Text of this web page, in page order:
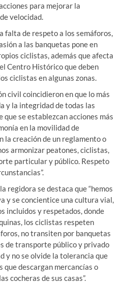
para mejorar la
velocidad.
falta de respeto a los semáforos,
a las banquetas pone en
ciclistas, además que afecta
Centro Histórico que deben
ciclistas en algunas zonas.
civil coincidieron en que lo más
y la integridad de todas las
que se establezcan acciones más
en la movilidad de
la creación de un reglamento o
armonizar peatones, ciclistas,
particular y público. Respeto
regidora se destaca que “hemos
y se concientice una cultura vial,
incluidos y respetados, donde
los ciclistas respeten
no transiten por banquetas
de transporte público y privado
y no se olvide la tolerancia que
descargan mercancías o
cocheras de sus casas”.